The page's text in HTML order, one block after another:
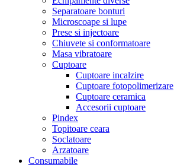
Separatoare bonturi
Microscoape si lupe
Prese si injectoare
Chiuvete si conformatoare
Masa vibratoare
Cuptoare
Cuptoare incalzire
Cuptoare fotopolimerizare
Cuptoare ceramica
Accesorii cuptoare
Pindex
Topitoare ceara
Soclatoare
Arzatoare
Consumabile